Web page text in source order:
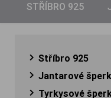
STŘÍBRO 925
Stříbro 925
Jantarové
Tyrkysové